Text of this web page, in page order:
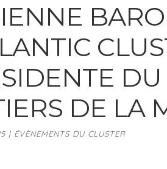
DE LA
| ÉVÈNEMENTS DU CLUSTER